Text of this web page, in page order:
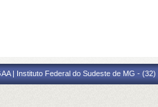
| Instituto Federal do Sudeste de MG -